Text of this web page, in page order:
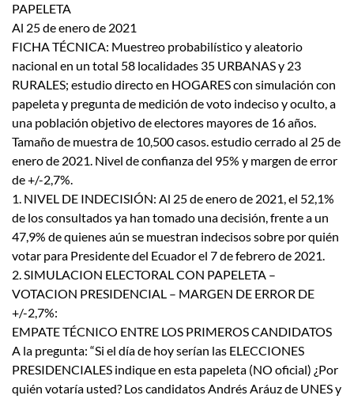
PAPELETA
Al 25 de enero de 2021
FICHA TÉCNICA: Muestreo probabilístico y aleatorio
nacional en un total 58 localidades 35 URBANAS y 23
RURALES; estudio directo en HOGARES con simulación con
papeleta y pregunta de medición de voto indeciso y oculto, a
una población objetivo de electores mayores de 16 años.
Tamaño de muestra de 10,500 casos. estudio cerrado al 25 de
enero de 2021. Nivel de confianza del 95% y margen de error
de +/-2,7%.
1. NIVEL DE INDECISIÓN: Al 25 de enero de 2021, el 52,1%
de los consultados ya han tomado una decisión, frente a un
47,9% de quienes aún se muestran indecisos sobre por quién
votar para Presidente del Ecuador el 7 de febrero de 2021.
2. SIMULACION ELECTORAL CON PAPELETA –
VOTACION PRESIDENCIAL – MARGEN DE ERROR DE
+/-2,7%:
EMPATE TÉCNICO ENTRE LOS PRIMEROS CANDIDATOS
A la pregunta: “Si el día de hoy serían las ELECCIONES
PRESIDENCIALES indique en esta papeleta (NO oficial) ¿Por
quién votaría usted? Los candidatos Andrés Aráuz de UNES y